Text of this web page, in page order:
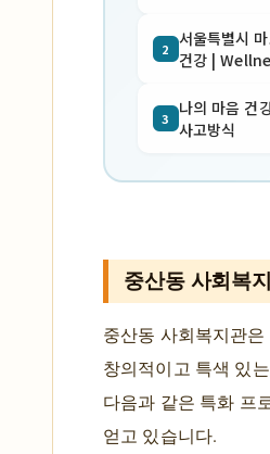
2 서울특별시
건강 |
3 나의 마음 건
사고방식
중산동 사회복
중산동 사회복지관
창의적이고 특색 있
다음과 같은 특화 프
얻고 있습니다.